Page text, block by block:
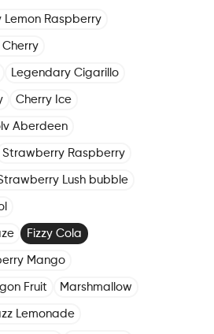
Lemon Raspberry
Legendary Cigarillo
Cherry Ice
Aberdeen
Strawberry Raspberry
Lush bubble
Fizzy Cola
Mango
Fruit Marshmallow
Lemonade